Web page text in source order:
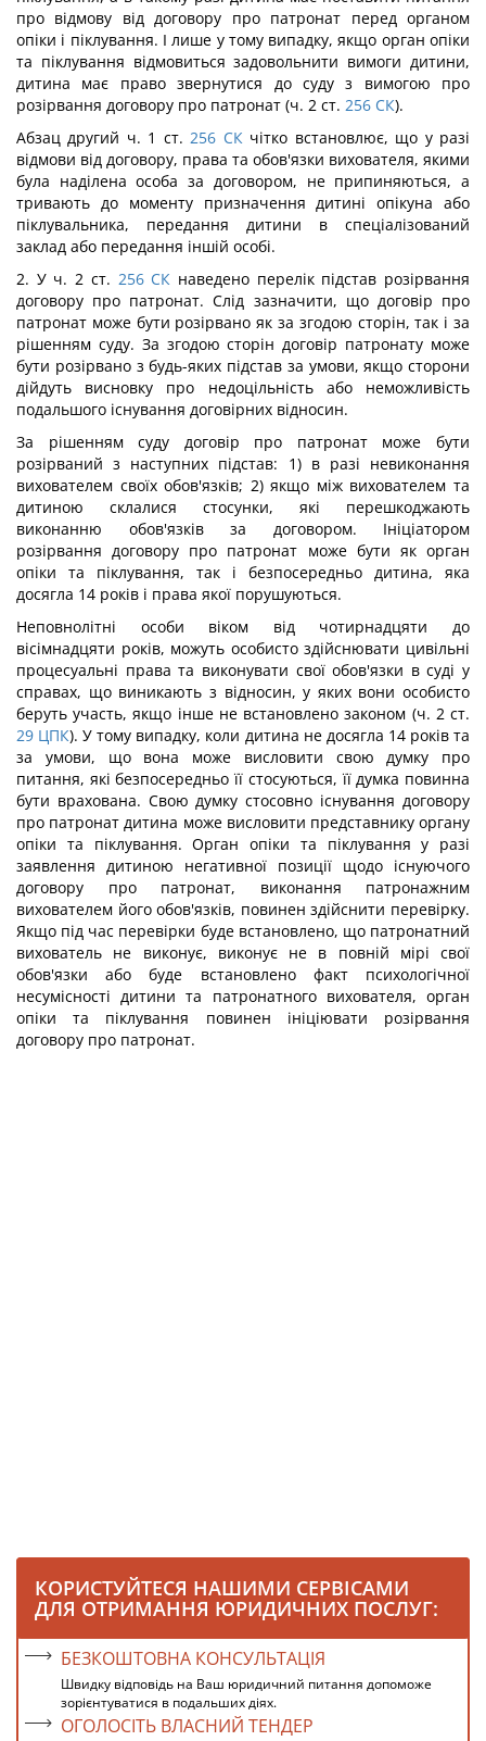
про відмову від договору про патронат перед органом
опіки і піклування. І лише у тому випадку, якщо орган опіки
та піклування відмовиться задовольнити вимоги дитини,
дитина має право звернутися до суду з вимогою про
розірвання договору про патронат (ч. 2 ст. 256 СК).
Абзац другий ч. 1 ст. 256 СКчітко встановлює, що у разі
відмови від договору, права та обов'язки вихователя, якими
була наділена особа за договором, не припиняються, а
тривають до моменту призначення дитині опікуна або
піклувальника, передання дитини в спеціалізований
заклад або передання іншій особі.
2. У ч. 2 ст. 256 СК наведено перелік підстав розірвання
договору про патронат. Слід зазначити, що договір про
патронат може бути розірвано як за згодою сторін, так і за
рішенням суду. За згодою сторін договір патронату може
бути розірвано з будь-яких підстав за умови, якщо сторони
дійдуть висновку про недоцільність або неможливість
подальшого існування договірних відносин.
За рішенням суду договір про патронат може бути
розірваний з наступних підстав: 1) в разі невиконання
вихователем своїх обов'язків; 2) якщо між вихователем та
дитиною склалися стосунки, які перешкоджають
виконанню обов'язків за договором. Ініціатором
розірвання договору про патронат може бути як орган
опіки та піклування, так і безпосередньо дитина, яка
досягла 14 років і права якої порушуються.
Неповнолітні особи віком від чотирнадцяти до
вісімнадцяти років, можуть особисто здійснювати цивільні
процесуальні права та виконувати свої обов'язки в суді у
справах, що виникають з відносин, у яких вони особисто
беруть участь, якщо інше не встановлено законом (ч. 2 ст.
29 ЦПК). У тому випадку, коли дитина не досягла 14 років та
за умови, що вона може висловити свою думку про
питання, які безпосередньо її стосуються, її думка повинна
бути врахована. Свою думку стосовно існування договору
про патронат дитина може висловити представнику органу
опіки та піклування. Орган опіки та піклування у разі
заявлення дитиною негативної позиції щодо існуючого
договору про патронат, виконання патронажним
вихователем його обов'язків, повинен здійснити перевірку.
Якщо під час перевірки буде встановлено, що патронатний
вихователь не виконує, виконує не в повній мірі свої
обов'язки або буде встановлено факт психологічної
несумісності дитини та патронатного вихователя, орган
опіки та піклування повинен ініціювати розірвання
договору про патронат.
КОРИСТУЙТЕСЯ НАШИМИ СЕРВІСАМИ
ДЛЯ ОТРИМАННЯ ЮРИДИЧНИХ ПОСЛУГ:
БЕЗКОШТОВНА КОНСУЛЬТАЦІЯ
Швидку відповідь на Ваш юридичний питання допоможе
зорієнтуватися в подальших діях.
ОГОЛОСІТЬ ВЛАСНИЙ ТЕНДЕР